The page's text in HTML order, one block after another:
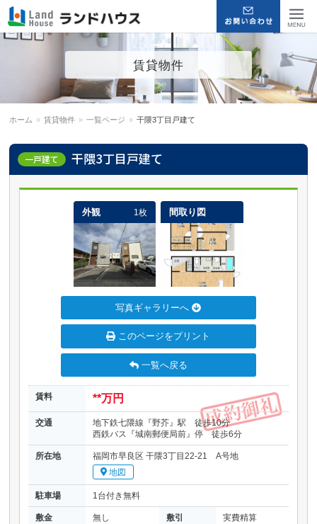
福岡早良区の賃貸物件・売買
物件 | ランドハウス
賃貸物件
ホーム » 賃貸物件 » 一覧ページ » 干隈3丁目戸建て
一戸建て 干隈3丁目戸建て
外観 1枚 間取り図
写真ギャラリーへ
このページをプリント
一覧へ戻る
賃料 **万円
交通
地下鉄七隈線『野芥』駅 徒歩10分
西鉄バス『城南郵便局前』停 徒歩6分
所在地
福岡市早良区 干隈3丁目22-21 A号地
地図
駐車場 1台付き無料
敷金 無し 敷引 実費精算